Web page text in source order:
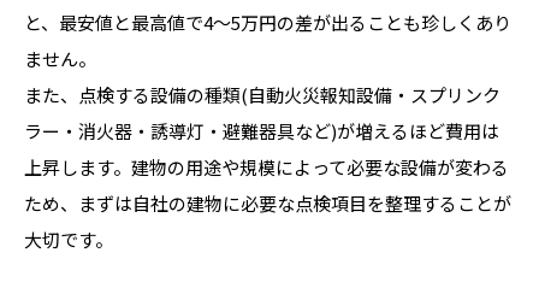
と、最安値と最高値で4〜5万円の差が出ることも珍しくあり
ません。
また、点検する設備の種類(自動火災報知設備・スプリンク
ラー・消火器・誘導灯・避難器具など)が増えるほど費用は
上昇します。建物の用途や規模によって必要な設備が変わる
ため、まずは自社の建物に必要な点検項目を整理することが
大切です。